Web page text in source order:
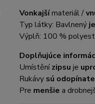
Vonkajšímateriál /
Typ látky: Bavlnený
Výplň: 100 %
Doplňujúce
Umístěnízipsu je
Rukávy sú
Pre menšie a